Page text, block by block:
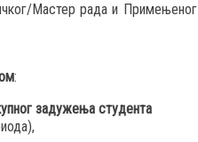
Мастер рада и Примењеног
:
задужења студента